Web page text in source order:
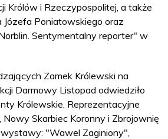
Królów i Rzeczypospolitej, a także
Poniatowskiego oraz
Sentymentalny reporter" w
Zamek Królewski na
Darmowy Listopad odwiedziło
Królewskie, Reprezentacyjne
Nowy Skarbiec Koronny i Zbrojownię
"Wawel Zaginiony",